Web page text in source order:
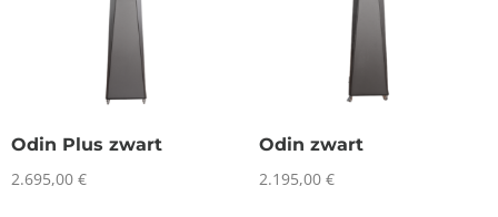
Odin Plus zwart
2.695,00 €
Odin zwart
2.195,00 €